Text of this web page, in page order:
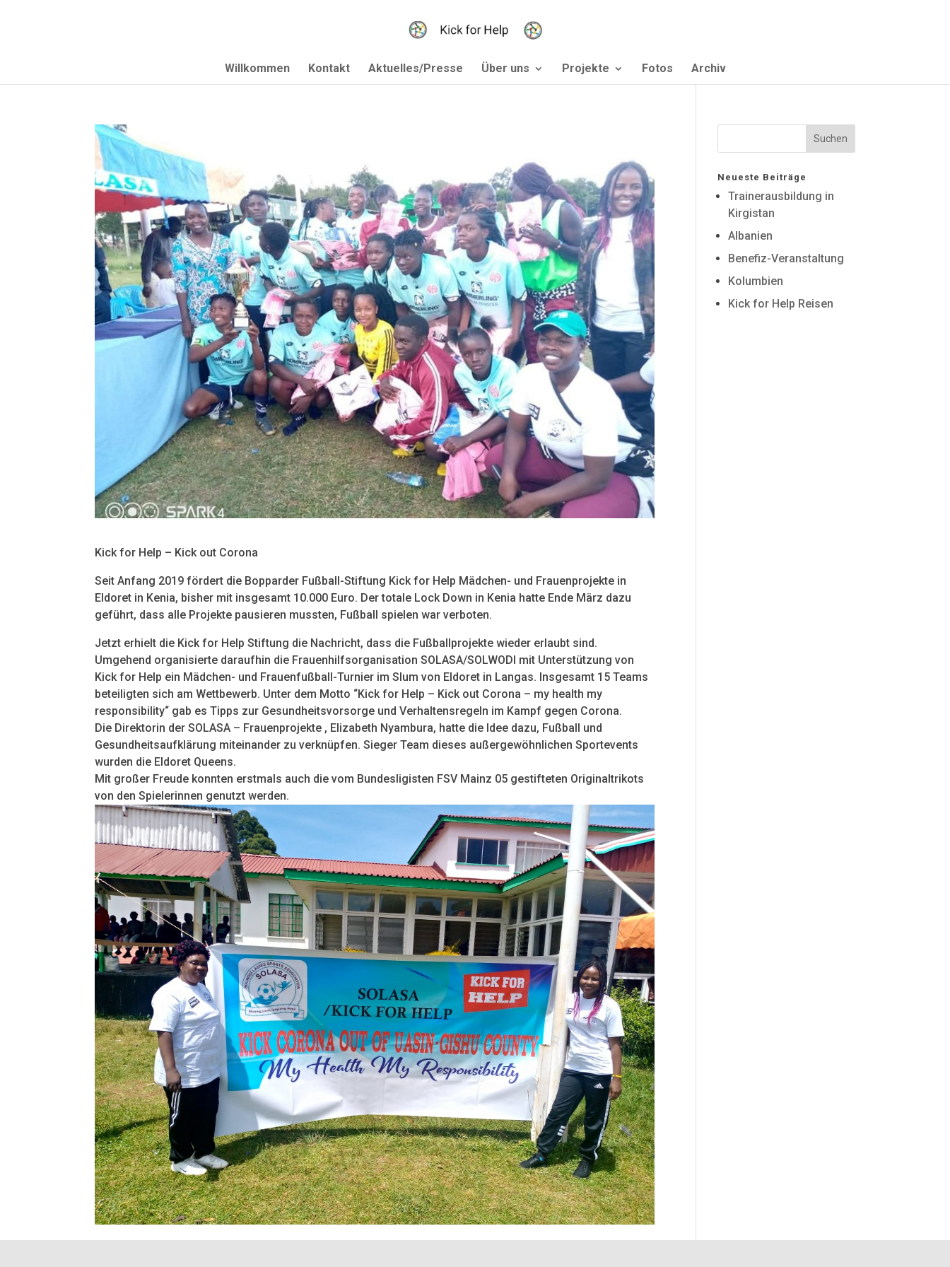
Willkommen Kontakt Aktuelles/Presse Über uns Projekte Fotos Archiv
Kick for Help – Kick out Corona
Seit Anfang 2019 fördert die Bopparder Fußball-Stiftung Kick for Help Mädchen- und Frauenprojekte in
Eldoret in Kenia, bisher mit insgesamt 10.000 Euro. Der totale Lock Down in Kenia hatte Ende März dazu
geführt, dass alle Projekte pausieren mussten, Fußball spielen war verboten.
Jetzt erhielt die Kick for Help Stiftung die Nachricht, dass die Fußballprojekte wieder erlaubt sind.
Umgehend organisierte daraufhin die Frauenhilfsorganisation SOLASA/SOLWODI mit Unterstützung von
Kick for Help ein Mädchen- und Frauenfußball-Turnier im Slum von Eldoret in Langas. Insgesamt 15 Teams
beteiligten sich am Wettbewerb. Unter dem Motto “Kick for Help – Kick out Corona – my health my
responsibility“ gab es Tipps zur Gesundheitsvorsorge und Verhaltensregeln im Kampf gegen Corona.
Die Direktorin der SOLASA – Frauenprojekte , Elizabeth Nyambura, hatte die Idee dazu, Fußball und
Gesundheitsaufklärung miteinander zu verknüpfen. Sieger Team dieses außergewöhnlichen Sportevents
wurden die Eldoret Queens.
Mit großer Freude konnten erstmals auch die vom Bundesligisten FSV Mainz 05 gestifteten Originaltrikots
von den Spielerinnen genutzt werden.
Neueste Beiträge
Trainerausbildung in
Kirgistan
Albanien
Benefiz-Veranstaltung
Kolumbien
Kick for Help Reisen